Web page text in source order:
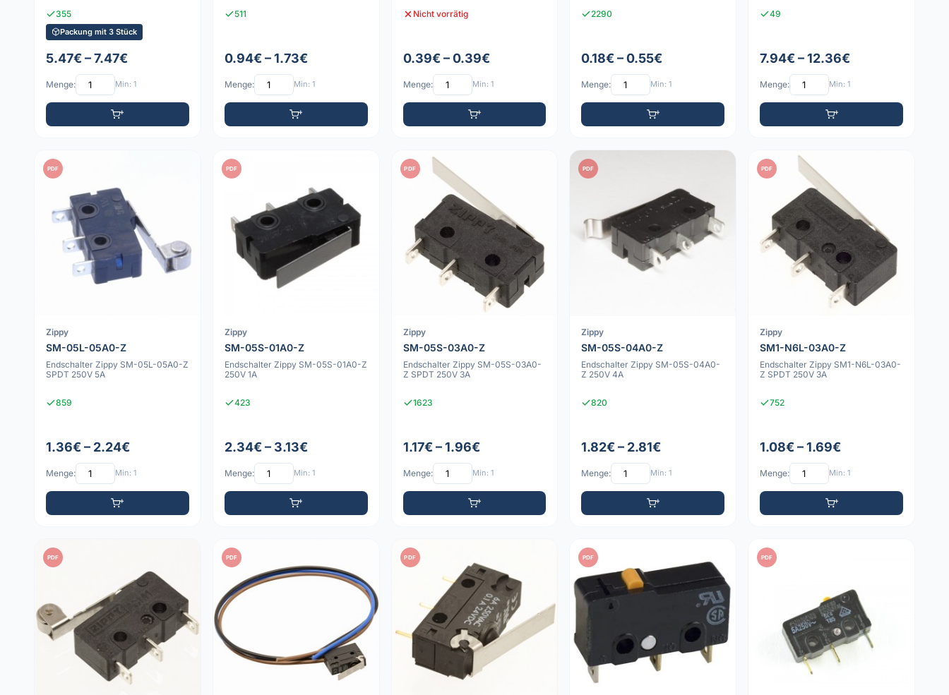
355
Packung mit 3 Stück
5.47€ – 7.47€
Menge: Min: 1
511
0.94€ – 1.73€
Menge: Min: 1
Nicht vorrätig
0.39€ – 0.39€
Menge: Min: 1
2290
0.18€ – 0.55€
Menge: Min: 1
49
7.94€ – 12.36€
Menge: Min: 1
PDF
Zippy
SM-05L-05A0-Z
Endschalter Zippy SM-05L-05A0-Z
SPDT 250V 5A
859
1.36€ – 2.24€
Menge: Min: 1
PDF
Zippy
SM-05S-01A0-Z
Endschalter Zippy SM-05S-01A0-Z
250V 1A
423
2.34€ – 3.13€
Menge: Min: 1
PDF
Zippy
SM-05S-03A0-Z
Endschalter Zippy SM-05S-03A0-
Z SPDT 250V 3A
1623
1.17€ – 1.96€
Menge: Min: 1
PDF
Zippy
SM-05S-04A0-Z
Endschalter Zippy SM-05S-04A0-
Z 250V 4A
820
1.82€ – 2.81€
Menge: Min: 1
PDF
Zippy
SM1-N6L-03A0-Z
Endschalter Zippy SM1-N6L-03A0-
Z SPDT 250V 3A
752
1.08€ – 1.69€
Menge: Min: 1
PDF PDF PDF PDF PDF